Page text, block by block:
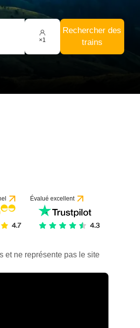
×1
Rechercher des
trains
Évalué excellent
et ne représente pas le site